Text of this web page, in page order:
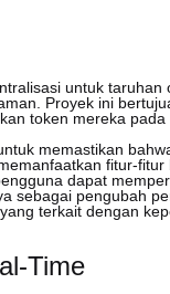
untuk
Proyek ini
token mereka
memastikan
fitur-
dapat
sebagai pengubah
terkait dengan
Time